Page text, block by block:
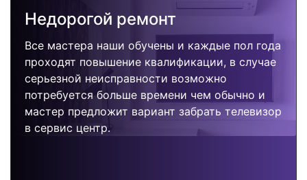
Недорогой ремонт
Все мастера наши обучены и каждые пол года
проходят повышение квалификации, в случае
серьезной неисправности возможно
потребуется больше времени чем обычно и
мастер предложит вариант забрать телевизор
в сервис центр.